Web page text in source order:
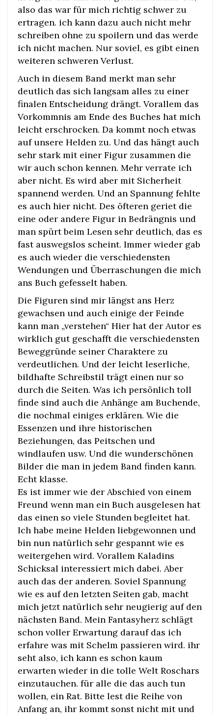
also das war für mich richtig schwer zu
ertragen. ich kann dazu auch nicht mehr
schreiben ohne zu spoilern und das werde
ich nicht machen. Nur soviel, es gibt einen
weiteren schweren Verlust.
Auch in diesem Band merkt man sehr
deutlich das sich langsam alles zu einer
finalen Entscheidung drängt. Vorallem das
Vorkommnis am Ende des Buches hat mich
leicht erschrocken. Da kommt noch etwas
auf unsere Helden zu. Und das hängt auch
sehr stark mit einer Figur zusammen die
wir auch schon kennen. Mehr verrate ich
aber nicht. Es wird aber mit Sicherheit
spannend werden. Und an Spannung fehlte
es auch hier nicht. Des öfteren geriet die
eine oder andere Figur in Bedrängnis und
man spürt beim Lesen sehr deutlich, das es
fast auswegslos scheint. Immer wieder gab
es auch wieder die verschiedensten
Wendungen und Überraschungen die mich
ans Buch gefesselt haben.
Die Figuren sind mir längst ans Herz
gewachsen und auch einige der Feinde
kann man „verstehen“ Hier hat der Autor es
wirklich gut geschafft die verschiedensten
Beweggründe seiner Charaktere zu
verdeutlichen. Und der leicht leserliche,
bildhafte Schreibstil trägt einen nur so
durch die Seiten. Was ich persönlich toll
finde sind auch die Anhänge am Buchende,
die nochmal einiges erklären. Wie die
Essenzen und ihre historischen
Beziehungen, das Peitschen und
windlaufen usw. Und die wunderschönen
Bilder die man in jedem Band finden kann.
Echt klasse.
Es ist immer wie der Abschied von einem
Freund wenn man ein Buch ausgelesen hat
das einen so viele Stunden begleitet hat.
Ich habe meine Helden liebgewonnen und
bin nun natürlich sehr gespannt wie es
weitergehen wird. Vorallem Kaladins
Schicksal interessiert mich dabei. Aber
auch das der anderen. Soviel Spannung
wie es auf den letzten Seiten gab, macht
mich jetzt natürlich sehr neugierig auf den
nächsten Band. Mein Fantasyherz schlägt
schon voller Erwartung darauf das ich
erfahre was mit Schelm passieren wird. ihr
seht also, ich kann es schon kaum
erwarten wieder in die tolle Welt Roschars
einzutauchen. für alle die das auch tun
wollen, ein Rat. Bitte lest die Reihe von
Anfang an, ihr kommt sonst nicht mit und